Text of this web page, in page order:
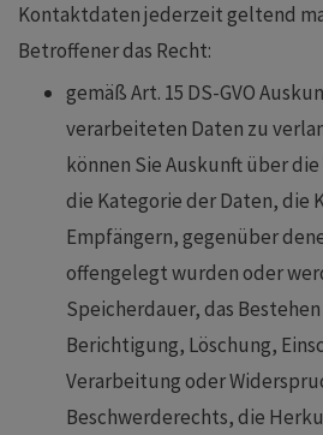
Kontaktdaten jederzeit geltend
Betroffener das Recht:
gemäß Art. 15 DS-GVO
verarbeiteten Daten zu
können Sie Auskunft über
die Kategorie der Daten, die
Empfängern, gegenüber
offengelegt wurden oder
Speicherdauer, das
Berichtigung, Löschung,
Verarbeitung oder
Beschwerderechts, die